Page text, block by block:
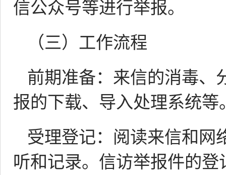
信公众号等进行举报。
（三）工作流程
前期准备：来信的消毒、
报的下载、导入处理系统等
受理登记：阅读来信和网
听和记录。信访举报件的登